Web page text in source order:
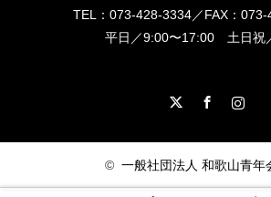
TEL：073-428-3334／FAX：
平日／9:00〜17:00 土日祝
© 一般社団法人 和歌山青年